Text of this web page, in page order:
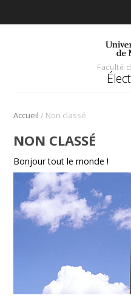
Faculté
Accueil / Non classé
NON CLASSÉ
Bonjour tout le monde !